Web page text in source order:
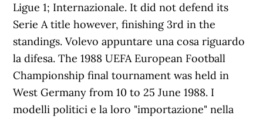
Ligue 1; Internazionale. It did not defend its
Serie A title however, finishing 3rd in the
standings. Volevo appuntare una cosa riguardo
la difesa. The 1988 UEFA European Football
Championship final tournament was held in
West Germany from 10 to 25 June 1988. I
modelli politici e la loro "importazione" nella